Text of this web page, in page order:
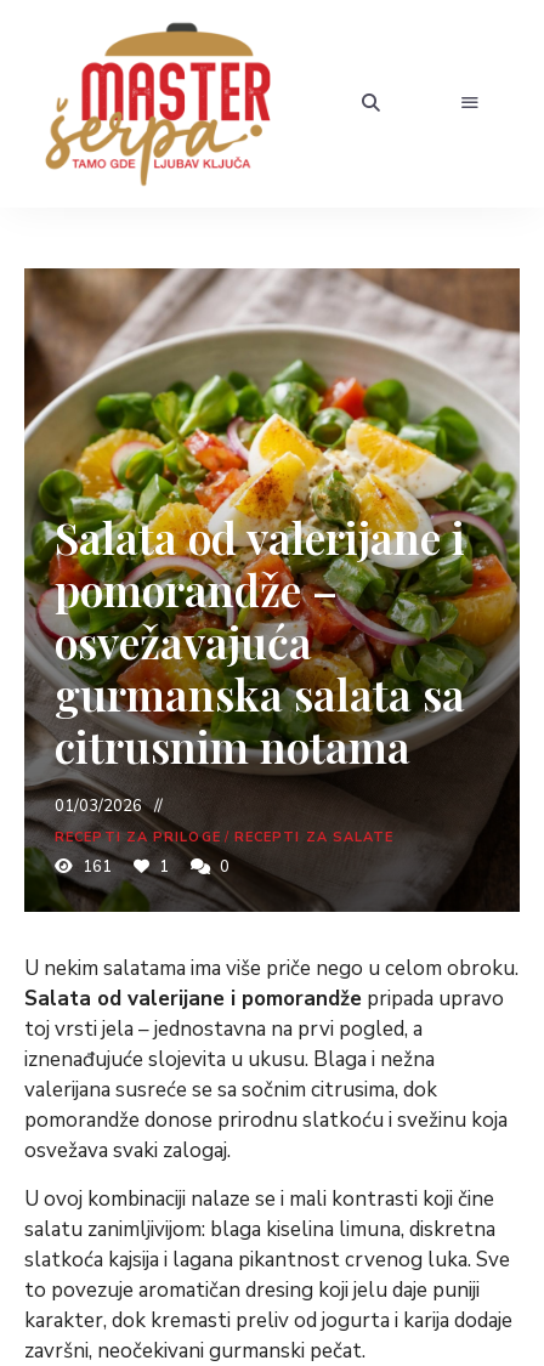
Salata od valerijane i
pomorandže –
osvežavajuća
gurmanska salata sa
citrusnim notama
01/03/2026
RECEPTI ZA PRILOGE / RECEPTI ZA SALATE
161 1 0
U nekim salatama ima više priče nego u celom obroku.
Salata od valerijane i pomorandže pripada upravo
toj vrsti jela – jednostavna na prvi pogled, a
iznenađujuće slojevita u ukusu. Blaga i nežna
valerijana susreće se sa sočnim citrusima, dok
pomorandže donose prirodnu slatkoću i svežinu koja
osvežava svaki zalogaj.
U ovoj kombinaciji nalaze se i mali kontrasti koji čine
salatu zanimljivijom: blaga kiselina limuna, diskretna
slatkoća kajsija i lagana pikantnost crvenog luka. Sve
to povezuje aromatičan dresing koji jelu daje puniji
karakter, dok kremasti preliv od jogurta i karija dodaje
završni, neočekivani gurmanski pečat.